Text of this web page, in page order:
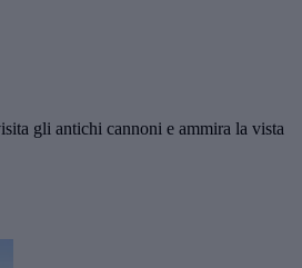
gli antichi cannoni e ammira la vista